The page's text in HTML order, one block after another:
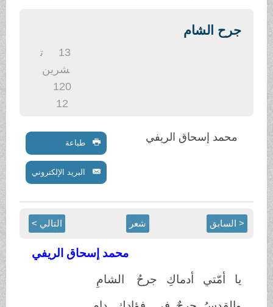
جرح الشام
شرين
120
محمد إسحاق الريفي طباعة
البريد الإلكتروني
< السابق شعر التالي >
محمد إسحاق الريفي
يا أمّتي أدماكِ جرحُ الشامِ